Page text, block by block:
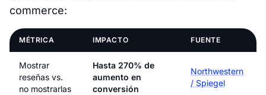
commerce:
MÉTRICA IMPACTO FUENTE
Mostrar
reseñas vs.
no mostrarlas
Hasta 270% de
aumento en
conversión
Northwestern
/ Spiegel